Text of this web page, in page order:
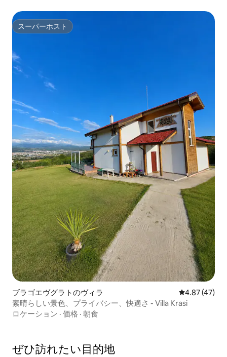
スーパーホスト
スーパーホスト
ブラゴエヴグラトのヴィラ レビュー47
4.87 (47)
素晴らしい景色、プライバシー、快適さ - Villa Krasi
ロケーション · 価格 · 朝食
ぜひ訪⁠れ⁠た⁠い目⁠的⁠地